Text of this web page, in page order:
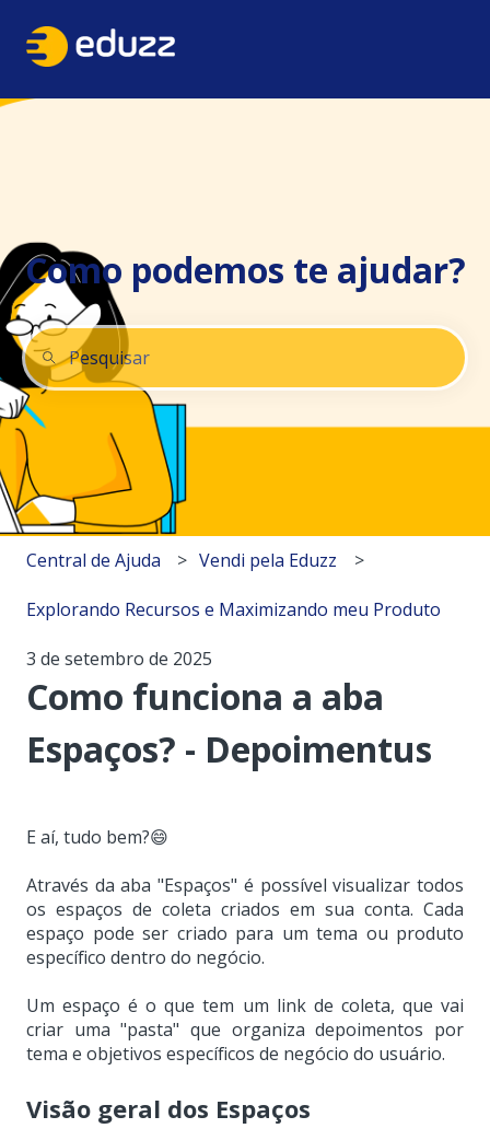
Como podemos te ajudar?
Não há sugestões porque o campo de pesquisa está
Central de Ajuda Vendi pela Eduzz
Explorando Recursos e Maximizando meu Produto
3 de setembro de 2025
Como funciona a aba
Espaços? - Depoimentus
E aí, tudo bem?😄
Através da aba "Espaços" é possível visualizar todos
os espaços de coleta criados em sua conta. Cada
espaço pode ser criado para um tema ou produto
específico dentro do negócio.
Um espaço é o que tem um link de coleta, que vai
criar uma "pasta" que organiza depoimentos por
tema e objetivos específicos de negócio do usuário.
Visão geral dos Espaços